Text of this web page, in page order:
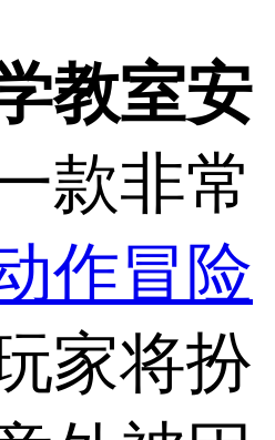
教室安
款非常
作冒险
家将扮